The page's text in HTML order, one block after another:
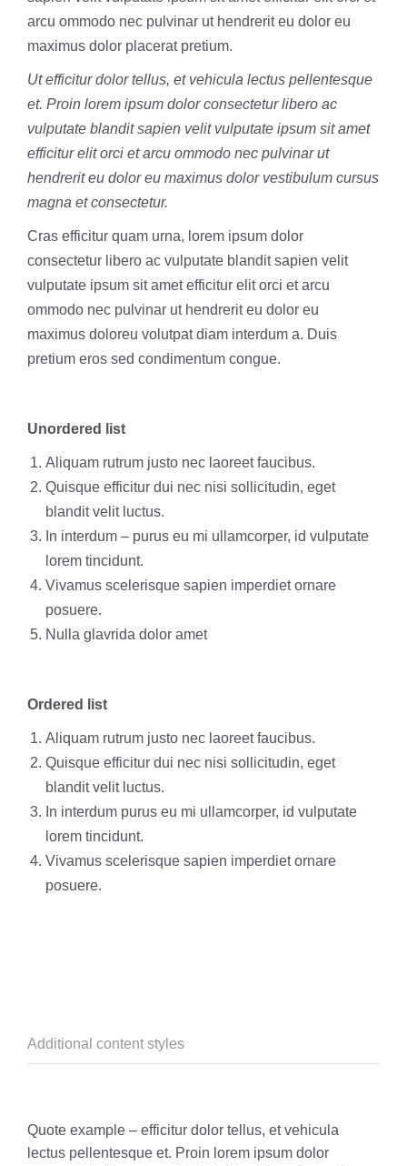
arcu ommodo nec pulvinar ut hendrerit eu dolor eu
maximus dolor placerat pretium.
Ut efficitur dolor tellus, et vehicula lectus pellentesque
et. Proin lorem ipsum dolor consectetur libero ac
vulputate blandit sapien velit vulputate ipsum sit amet
efficitur elit orci et arcu ommodo nec pulvinar ut
hendrerit eu dolor eu maximus dolor vestibulum cursus
magna et consectetur.
Cras efficitur quam urna, lorem ipsum dolor
consectetur libero ac vulputate blandit sapien velit
vulputate ipsum sit amet efficitur elit orci et arcu
ommodo nec pulvinar ut hendrerit eu dolor eu
maximus doloreu volutpat diam interdum a. Duis
pretium eros sed condimentum congue.
Unordered list
Aliquam rutrum justo nec laoreet faucibus.
Quisque efficitur dui nec nisi sollicitudin, eget
blandit velit luctus.
In interdum – purus eu mi ullamcorper, id vulputate
lorem tincidunt.
Vivamus scelerisque sapien imperdiet ornare
posuere.
Nulla glavrida dolor amet
Ordered list
Aliquam rutrum justo nec laoreet faucibus.
Quisque efficitur dui nec nisi sollicitudin, eget
blandit velit luctus.
In interdum purus eu mi ullamcorper, id vulputate
lorem tincidunt.
Vivamus scelerisque sapien imperdiet ornare
posuere.
Additional content styles
Quote example – efficitur dolor tellus, et vehicula
lectus pellentesque et. Proin lorem ipsum dolor